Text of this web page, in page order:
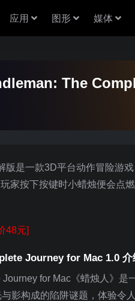
应用 图形 媒体
The
版是一款3D平台动作冒险游
家按下按键时小蜡烛便会点
48元]
Journey for Mac 1.0 介
for Mac《蜡烛人》
影构成的陷阱谜题，体验令